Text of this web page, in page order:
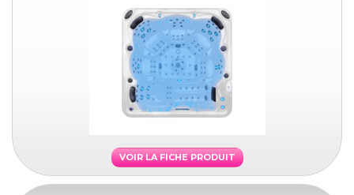
VOIR LA FICHE PRODUIT